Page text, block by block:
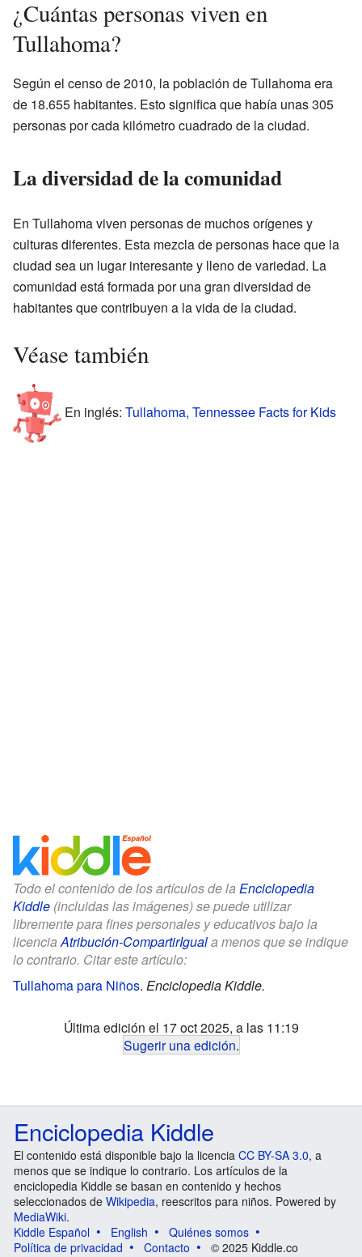
¿Cuántas personas viven en
Tullahoma?
Según el censo de 2010, la población de Tullahoma era
de 18.655 habitantes. Esto significa que había unas 305
personas por cada kilómetro cuadrado de la ciudad.
La diversidad de la comunidad
En Tullahoma viven personas de muchos orígenes y
culturas diferentes. Esta mezcla de personas hace que la
ciudad sea un lugar interesante y lleno de variedad. La
comunidad está formada por una gran diversidad de
habitantes que contribuyen a la vida de la ciudad.
Véase también
En inglés: Tullahoma, Tennessee Facts for Kids
Todo el contenido de los artículos de la Enciclopedia
Kiddle (incluidas las imágenes) se puede utilizar
libremente para fines personales y educativos bajo la
licenciaAtribución-CompartirIguala menos que se indique
lo contrario. Citar este artículo:
Tullahoma para Niños. Enciclopedia Kiddle.
Última edición el 17 oct 2025, a las 11:19
Sugerir una edición.
Enciclopedia Kiddle
El contenido está disponible bajo la licencia CC BY-SA 3.0, a
menos que se indique lo contrario. Los artículos de la
enciclopedia Kiddle se basan en contenido y hechos
seleccionados de Wikipedia, reescritos para niños. Powered by
MediaWiki.
Kiddle Español
English
Quiénes somos
Política de privacidad
Contacto © 2025 Kiddle.co